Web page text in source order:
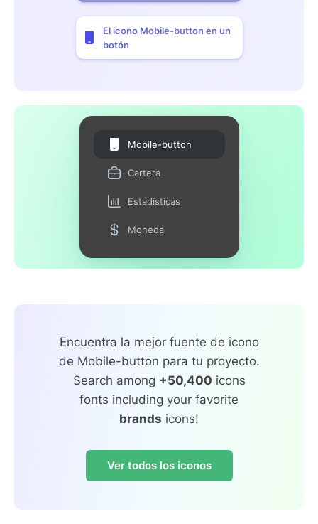
El icono Mobile-button en un
botón
Mobile-button
Cartera
Estadísticas
Moneda
Encuentra la mejor fuente de icono
de Mobile-button para tu proyecto.
Search among +50,400 icons
fonts including your favorite
brands icons!
Ver todos los iconos